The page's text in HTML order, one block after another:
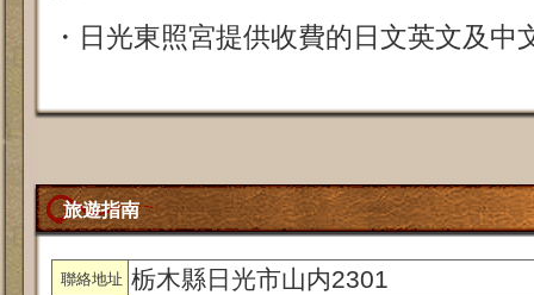
・日光東照宮提供收費的日文英文及中
旅遊指南
聯絡地址 栃木縣日光市山内2301